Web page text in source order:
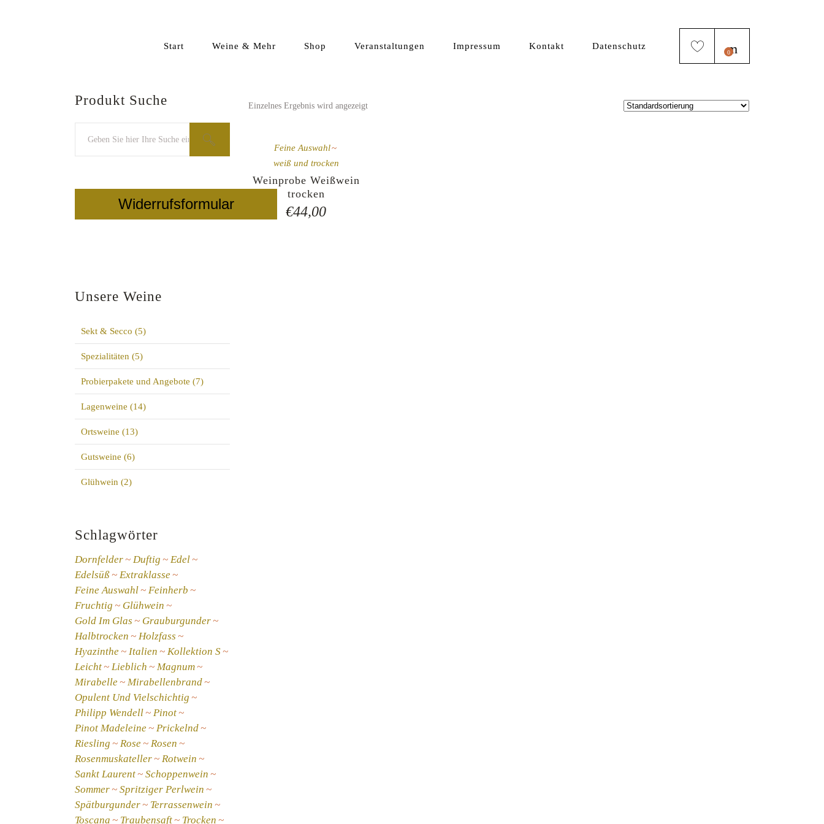
Start Weine & Mehr Shop
Warenkorb
Veranstaltungen Impressum Kontakt Datenschutz
0
Einzelnes Ergebnis wird angezeigt
Feine Auswahl
weiß und trocken
Weinprobe Weißwein
trocken
€44,00
Produkt Suche
Suchen
nach:
Widerrufsformular
Unsere Weine
Sekt & Secco (5)
Spezialitäten (5)
Probierpakete und Angebote (7)
Lagenweine (14)
Ortsweine (13)
Gutsweine (6)
Glühwein (2)
Schlagwörter
Dornfelder Duftig
Edel
Edelsüß
Extraklasse
Feine Auswahl
Feinherb
Fruchtig
Glühwein
Gold Im Glas
Grauburgunder
Halbtrocken
Holzfass
Hyazinthe
Italien
Kollektion S
Leicht
Lieblich
Magnum
Mirabelle
Mirabellenbrand
Opulent Und Vielschichtig
Philipp Wendell
Pinot
Pinot Madeleine
Prickelnd
Riesling
Rose
Rosen
Rosenmuskateller
Rotwein
Sankt Laurent
Schoppenwein
Sommer
Spritziger Perlwein
Spätburgunder
Terrassenwein
Toscana
Traubensaft Trocken